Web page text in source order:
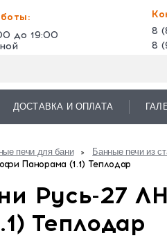
до 19:00
8
8
ДОСТАВКА И ОПЛАТА
печи для бани
Банные печи из
Панорама (1.1) Теплодар
Русь-27
Теплодар